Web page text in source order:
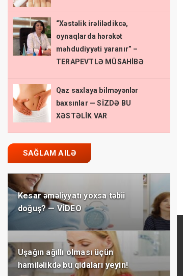
“Xəstəlik irəlilədikcə,
oynaqlarda hərəkət
məhdudiyyəti yaranır” –
TERAPEVTLƏ MÜSAHİBƏ
Qaz saxlaya bilməyənlər
baxsınlar — SİZDƏ BU
XƏSTƏLİK VAR
SAĞLAM AILƏ
Kesar əməliyyatı yoxsa təbii
doğuş? — VİDEO
Uşağın ağıllı olması üçün
hamiləlikdə bu qidaları yeyin!